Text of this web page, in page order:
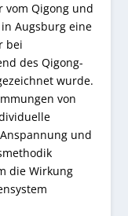
vom Qigong und
Augsburg eine
bei
des Qigong-
wurde.
von
und
die Wirkung